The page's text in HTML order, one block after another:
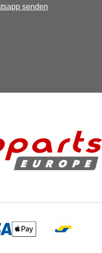
senden